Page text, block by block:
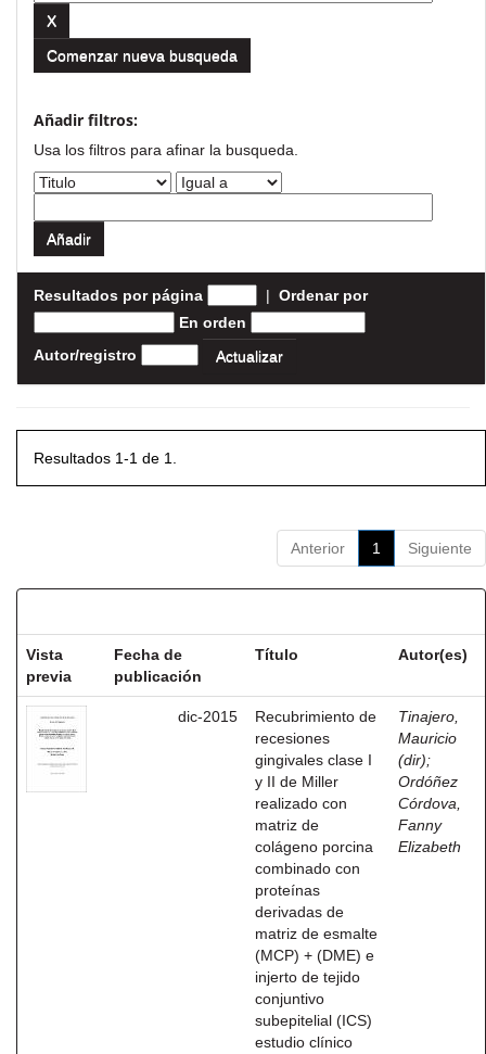
Comenzar nueva busqueda
Añadir filtros:
Usa los filtros para afinar la busqueda.
Resultados por página | Ordenar por
En orden
Autor/registro
Resultados 1-1 de 1.
Anterior 1 Siguiente
Vista
previa
Fecha de
publicación
Título Autor(es)
dic-2015
Recubrimiento de
recesiones
gingivales clase I
y II de Miller
realizado con
matriz de
colágeno porcina
combinado con
proteínas
derivadas de
matriz de esmalte
(MCP) + (DME) e
injerto de tejido
conjuntivo
subepitelial (ICS)
estudio clínico
Tinajero,
Mauricio
(dir);
Ordóñez
Córdova,
Fanny
Elizabeth